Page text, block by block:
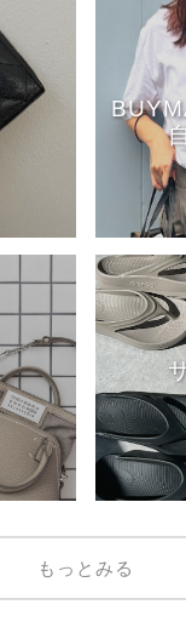
もっとみる